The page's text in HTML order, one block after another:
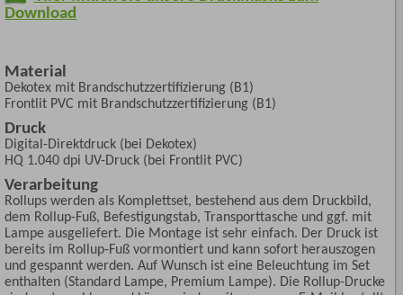
Download
Material
Dekotex mit Brandschutzzertifizierung (B1)
Frontlit PVC mit Brandschutzzertifizierung (B1)
Druck
Digital-Direktdruck (bei Dekotex)
HQ 1.040 dpi UV-Druck (bei Frontlit PVC)
Verarbeitung
Rollups werden als Komplettset, bestehend aus dem Druckbild,
dem Rollup-Fuß, Befestigungstab, Transporttasche und ggf. mit
Lampe ausgeliefert. Die Montage ist sehr einfach. Der Druck ist
bereits im Rollup-Fuß vormontiert und kann sofort herauszogen
und gespannt werden. Auf Wunsch ist eine Beleuchtung im Set
enthalten (Standard Lampe, Premium Lampe). Die Rollup-Drucke